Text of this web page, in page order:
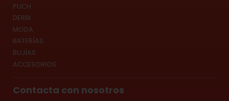
PUCH
DERBI
MODA
BATERÍAS
BUJÍAS
ACCESORIOS
Contacta con nosotros